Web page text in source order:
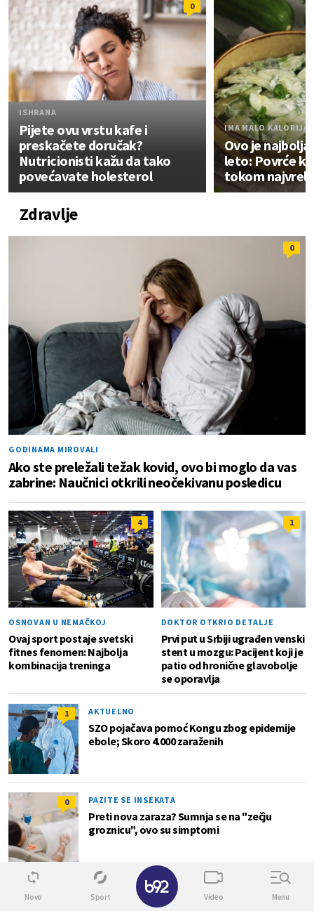
0
ISHRANA
Pijete ovu vrstu kafe i
preskačete doručak?
Nutricionisti kažu da tako
povećavate holesterol
IMA MALO KALORIJA
Ovo je
leto: Povrće
tokom
Zdravlje
0
GODINAMA MIROVALI
Ako ste preležali težak kovid, ovo bi moglo da vas
zabrine: Naučnici otkrili neočekivanu posledicu
4
OSNOVAN U NEMAČKOJ
Ovaj sport postaje svetski
fitnes fenomen: Najbolja
kombinacija treninga
1
DOKTOR OTKRIO DETALJE
Prvi put u Srbiji ugrađen venski
stent u mozgu: Pacijent koji je
patio od hronične glavobolje
se oporavlja
1 AKTUELNO
SZO pojačava pomoć Kongu zbog epidemije
ebole; Skoro 4.000 zaraženih
0 PAZITE SE INSEKATA
Preti nova zaraza? Sumnja se na "zečju
groznicu", ovo su simptomi
Superžena
Novo Sport Video Menu
✕